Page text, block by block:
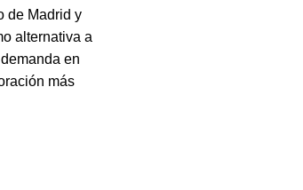
de Madrid y
alternativa a
en
más